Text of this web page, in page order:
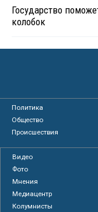
Государство
колобок
Политика
Общество
Происшествия
Видео
Фото
Мнения
Медиацентр
Колумнисты